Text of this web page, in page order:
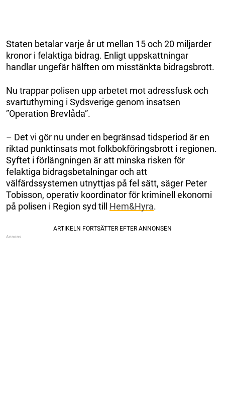
Staten betalar varje år ut mellan 15 och 20 miljarder
kronor i felaktiga bidrag. Enligt uppskattningar
handlar ungefär hälften om misstänkta bidragsbrott.
Nu trappar polisen upp arbetet mot adressfusk och
svartuthyrning i Sydsverige genom insatsen
”Operation Brevlåda”.
– Det vi gör nu under en begränsad tidsperiod är en
riktad punktinsats mot folkbokföringsbrott i regionen.
Syftet i förlängningen är att minska risken för
felaktiga bidragsbetalningar och att
välfärdssystemen utnyttjas på fel sätt, säger Peter
Tobisson, operativ koordinator för kriminell ekonomi
på polisen i Region syd till Hem&Hyra.